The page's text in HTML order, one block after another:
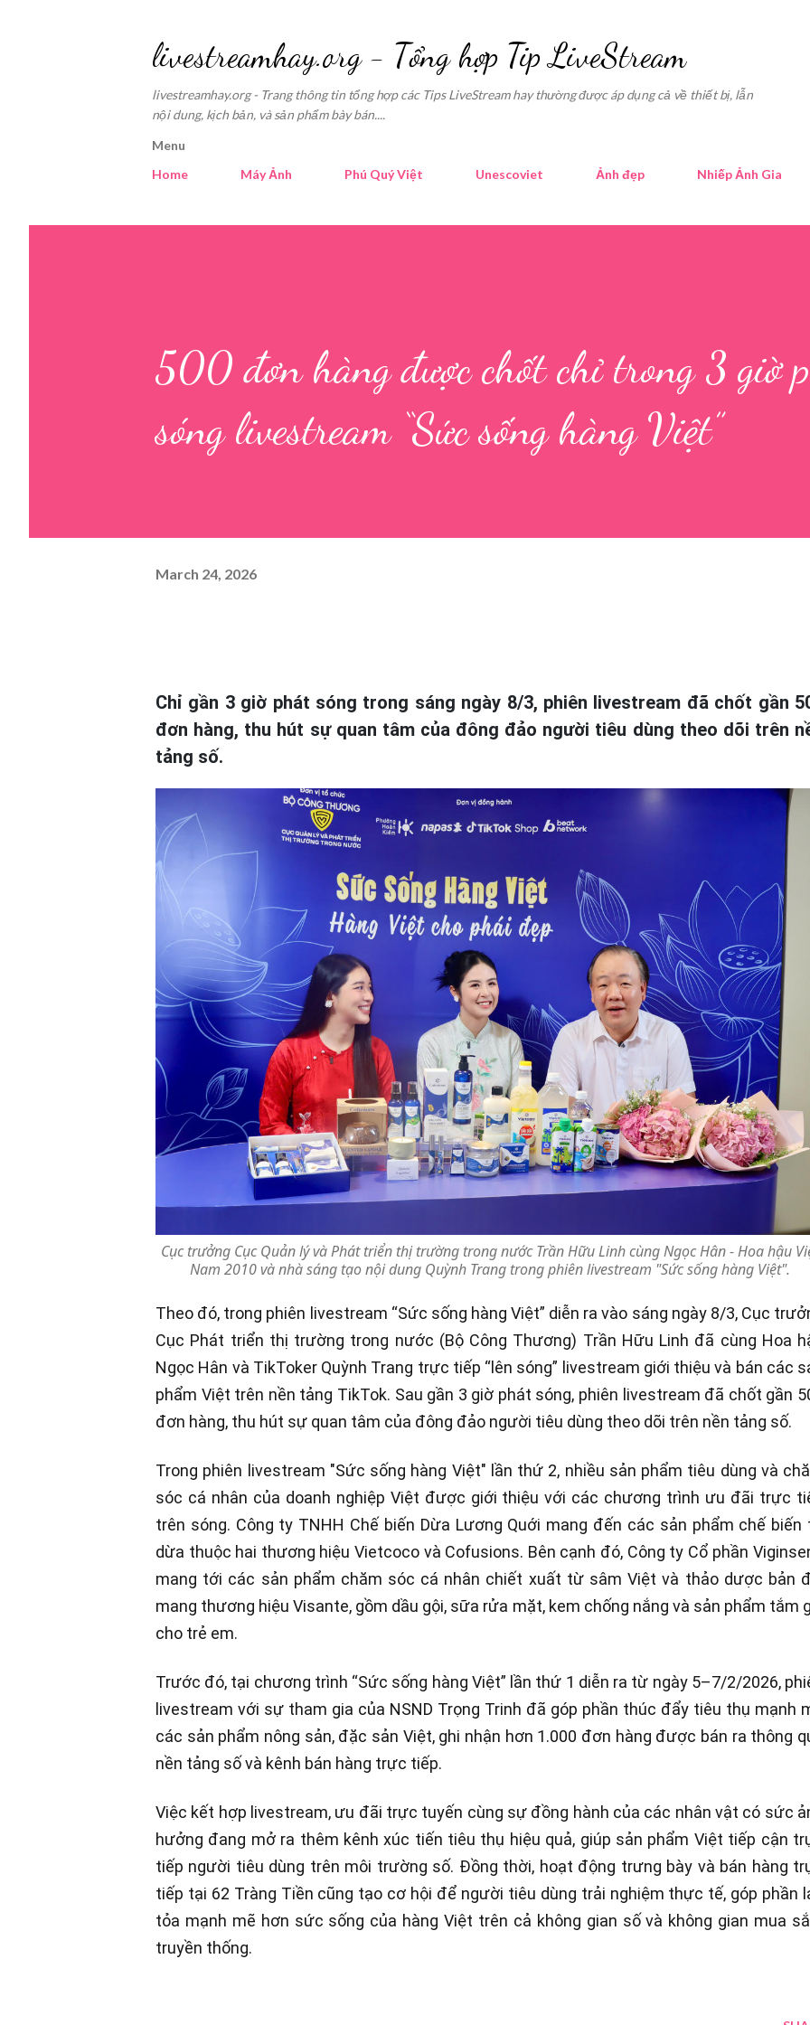
livestreamhay.org - Tổng hợp Tip LiveStream
livestreamhay.org - Trang thông tin tổng hợp các Tips LiveStream hay thường được áp dụng cả về thiết bị, lẫn
nội dung, kịch bản, và sản phẩm bày bán....
Menu
Home
Máy Ảnh Phú Quý Việt Unescoviet Ảnh đẹp Nhiếp Ảnh Gia
500 đơn hàng được chốt chỉ trong 3 giờ
sóng livestream “Sức sống hàng Việt”
March 24, 2026
Chỉ gần 3 giờ phát sóng trong sáng ngày 8/3, phiên livestream đã chốt gần
đơn hàng, thu hút sự quan tâm của đông đảo người tiêu dùng theo dõi trên
tảng số.
Cục trưởng Cục Quản lý và Phát triển thị trường trong nước Trần Hữu Linh cùng Ngọc Hân - Hoa hậu
Nam 2010 và nhà sáng tạo nội dung Quỳnh Trang trong phiên livestream "Sức sống hàng Việt".
Theo đó, trong phiên livestream “Sức sống hàng Việt” diễn ra vào sáng ngày 8/3, Cục
Cục Phát triển thị trường trong nước (Bộ Công Thương) Trần Hữu Linh đã cùng Hoa
Ngọc Hân và TikToker Quỳnh Trang trực tiếp “lên sóng” livestream giới thiệu và bán các
phẩm Việt trên nền tảng TikTok. Sau gần 3 giờ phát sóng, phiên livestream đã chốt gần
đơn hàng, thu hút sự quan tâm của đông đảo người tiêu dùng theo dõi trên nền tảng số.
Trong phiên livestream "Sức sống hàng Việt" lần thứ 2, nhiều sản phẩm tiêu dùng và
sóc cá nhân của doanh nghiệp Việt được giới thiệu với các chương trình ưu đãi trực
trên sóng. Công ty TNHH Chế biến Dừa Lương Quới mang đến các sản phẩm chế biến
dừa thuộc hai thương hiệu Vietcoco và Cofusions. Bên cạnh đó, Công ty Cổ phần
mang tới các sản phẩm chăm sóc cá nhân chiết xuất từ sâm Việt và thảo dược bản
mang thương hiệu Visante, gồm dầu gội, sữa rửa mặt, kem chống nắng và sản phẩm tắm
cho trẻ em.
Trước đó, tại chương trình “Sức sống hàng Việt” lần thứ 1 diễn ra từ ngày 5–7/2/2026,
livestream với sự tham gia của NSND Trọng Trinh đã góp phần thúc đẩy tiêu thụ mạnh
các sản phẩm nông sản, đặc sản Việt, ghi nhận hơn 1.000 đơn hàng được bán ra thông
nền tảng số và kênh bán hàng trực tiếp.
Việc kết hợp livestream, ưu đãi trực tuyến cùng sự đồng hành của các nhân vật có sức
hưởng đang mở ra thêm kênh xúc tiến tiêu thụ hiệu quả, giúp sản phẩm Việt tiếp cận
tiếp người tiêu dùng trên môi trường số. Đồng thời, hoạt động trưng bày và bán hàng
tiếp tại 62 Tràng Tiền cũng tạo cơ hội để người tiêu dùng trải nghiệm thực tế, góp phần
tỏa mạnh mẽ hơn sức sống của hàng Việt trên cả không gian số và không gian mua
truyền thống.